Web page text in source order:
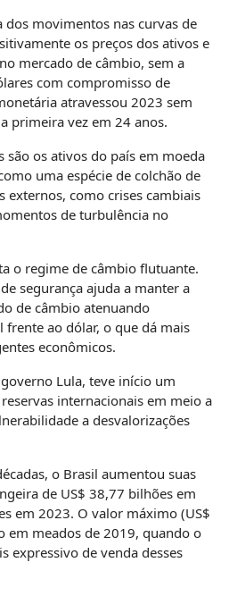
movimentos nas curvas de
os preços dos ativos e
mercado de câmbio, sem a
com compromisso de
atravessou 2023 sem
primeira vez em 24 anos.
são os ativos do país em moeda
uma espécie de colchão de
externos, como crises cambiais
de turbulência no
o regime de câmbio flutuante.
segurança ajuda a manter a
de câmbio atenuando
frente ao dólar, o que dá mais
econômicos.
Lula, teve início um
internacionais em meio a
a desvalorizações
o Brasil aumentou suas
de US$ 38,77 bilhões em
em 2023. O valor máximo (US$
em meados de 2019, quando o
expressivo de venda desses